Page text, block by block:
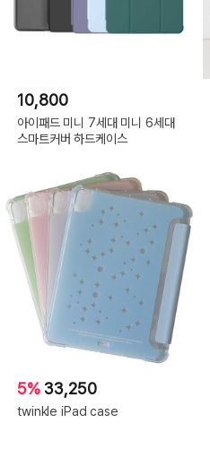
10,800
아이패드 미니 7세대 미니 6세대
스마트커버 하드케이스
5% 33,250
twinkle iPad case